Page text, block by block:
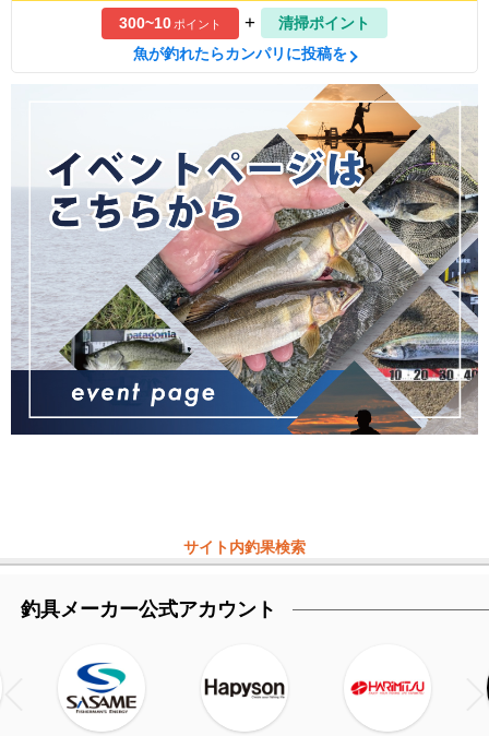
300~10ポイント +
清掃ポイント
魚が釣れたらカンパリに投稿を
サイト内釣果検索
釣具メーカー公式アカウント